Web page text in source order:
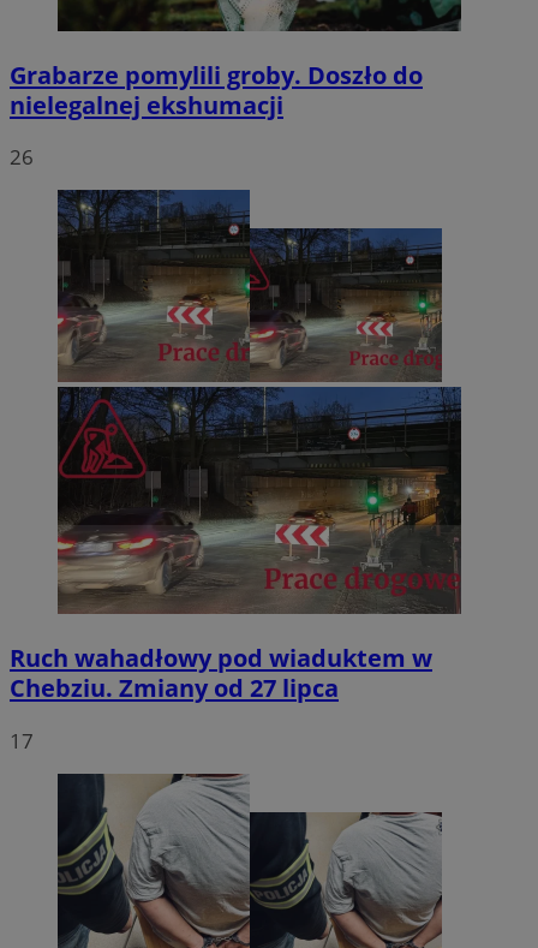
Grabarze pomylili groby. Doszło do
nielegalnej ekshumacji
26
Ruch wahadłowy pod wiaduktem w
Chebziu. Zmiany od 27 lipca
17